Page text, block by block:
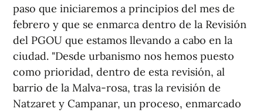
paso que iniciaremos a principios del mes de
febrero y que se enmarca dentro de la Revisión
del PGOU que estamos llevando a cabo en la
ciudad. "Desde urbanismo nos hemos puesto
como prioridad, dentro de esta revisión, al
barrio de la Malva-rosa, tras la revisión de
Natzaret y Campanar, un proceso, enmarcado